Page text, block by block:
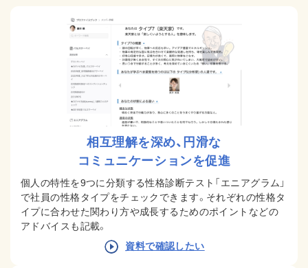
相互理解を深め、円滑な
コミュニケーションを促進
個人の特性を9つに分類する性格診断テスト「エニアグラム」
で社員の性格タイプをチェックできます。 それぞれの性格タ
イプに合わせた関わり方や成長するためのポイントなどの
アドバイスも記載。
資料で確認したい